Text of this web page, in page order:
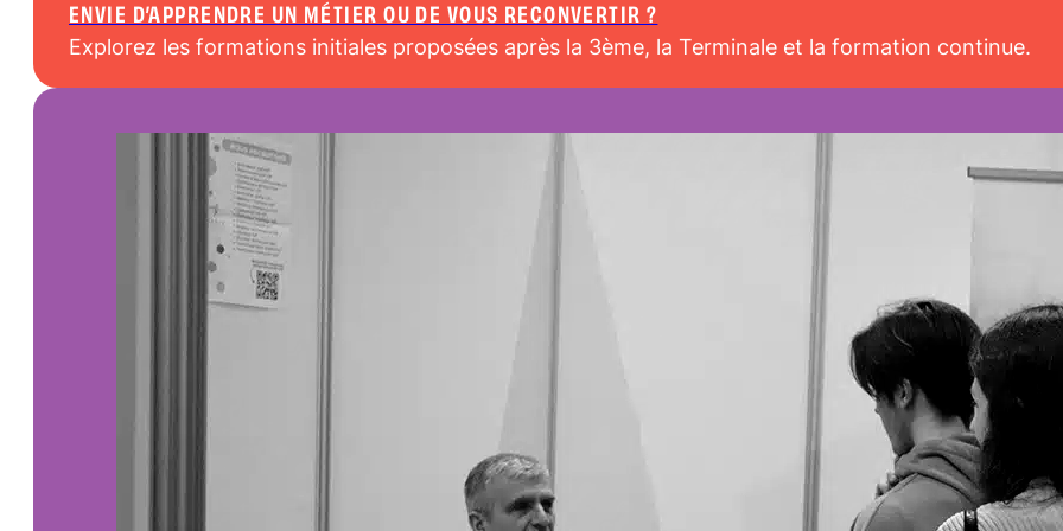
ENVIE D’APPRENDRE UN MÉTIER OU DE VOUS RECONVERTIR ?
Explorez les formations initiales proposées après la 3ème, la Terminale et la formation continue.